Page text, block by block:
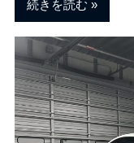
続きを読む